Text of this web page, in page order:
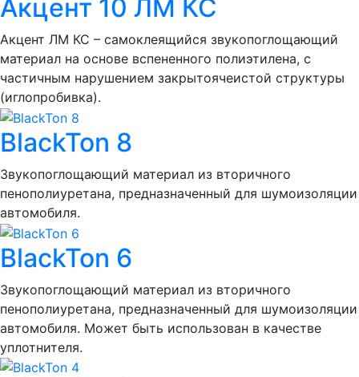
Акцент 10 ЛМ КС
Акцент ЛМ КС – самоклеящийся звукопоглощающий
материал на основе вспененного полиэтилена, с
частичным нарушением закрытоячеистой структуры
(иглопробивка).
BlackTon 8
Звукопоглощающий материал из вторичного
пенополиуретана, предназначенный для шумоизоляции
автомобиля.
BlackTon 6
Звукопоглощающий материал из вторичного
пенополиуретана, предназначенный для шумоизоляции
автомобиля. Может быть использован в качестве
уплотнителя.